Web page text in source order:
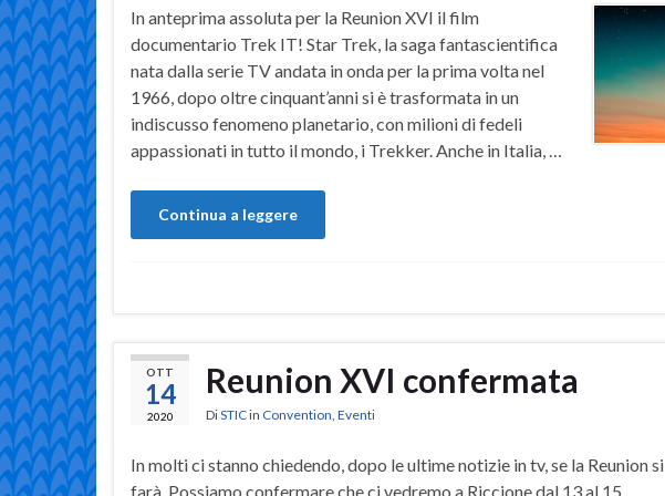
In anteprima assoluta per la Reunion XVI il film
documentario Trek IT! Star Trek, la saga fantascientifica
nata dalla serie TV andata in onda per la prima volta nel
1966, dopo oltre cinquant’anni si è trasformata in un
indiscusso fenomeno planetario, con milioni di fedeli
appassionati in tutto il mondo, i Trekker. Anche in Italia, …
Continua a leggere
OTT
14
2020
Reunion XVI confermata
DiSTICin Convention, Eventi
In molti ci stanno chiedendo, dopo le ultime notizie in tv, se la Reunion si
farà. Possiamo confermare che ci vedremo a Riccione dal 13 al 15